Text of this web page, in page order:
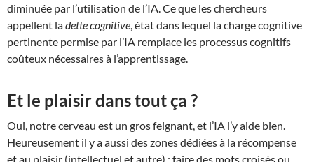
diminuée par l’utilisation de l’IA. Ce que les chercheurs
appellent ladette cognitive, état dans lequel la charge cognitive
pertinente permise par l’IA remplace les processus cognitifs
coûteux nécessaires à l’apprentissage.
Et le plaisir dans tout ça ?
Oui, notre cerveau est un gros feignant, et l’IA l’y aide bien.
Heureusement il y a aussi des zones dédiées à la récompense
et au plaisir (intellectuel et autre) : faire des mots croisés ou